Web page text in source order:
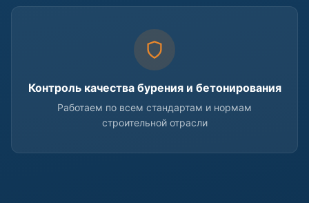
Контроль качества бурения и бетонирования
Работаем по всем стандартам и нормам
строительной отрасли